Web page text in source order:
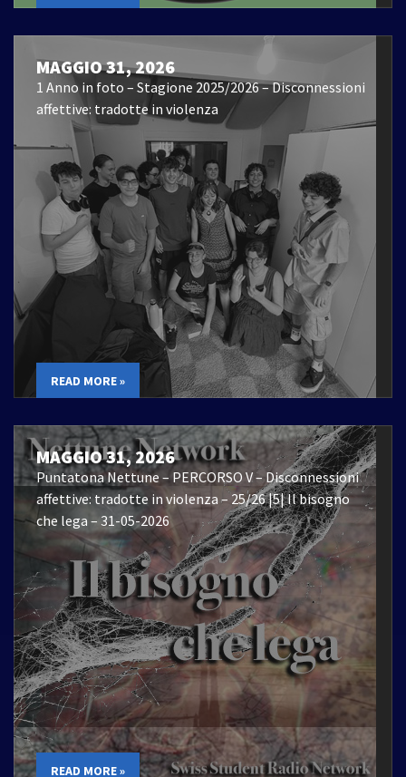
MAGGIO 31, 2026
1 Anno in foto – Stagione 2025/2026 – Disconnessioni
affettive: tradotte in violenza
READ MORE »
MAGGIO 31, 2026
Puntatona Nettune – PERCORSO V – Disconnessioni
affettive: tradotte in violenza – 25/26 |5| Il bisogno
che lega – 31-05-2026
READ MORE »